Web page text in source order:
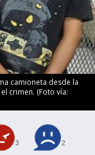
camioneta desde la
crimen. (Foto vía:
3 2